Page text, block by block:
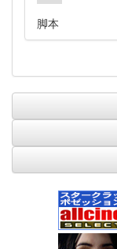
脚本